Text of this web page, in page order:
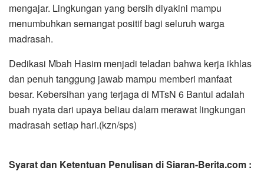
mengajar. Lingkungan yang bersih diyakini mampu
menumbuhkan semangat positif bagi seluruh warga
madrasah.
Dedikasi Mbah Hasim menjadi teladan bahwa kerja ikhlas
dan penuh tanggung jawab mampu memberi manfaat
besar. Kebersihan yang terjaga di MTsN 6 Bantul adalah
buah nyata dari upaya beliau dalam merawat lingkungan
madrasah setiap hari.(kzn/sps)
Syarat dan Ketentuan Penulisan di Siaran-Berita.com :